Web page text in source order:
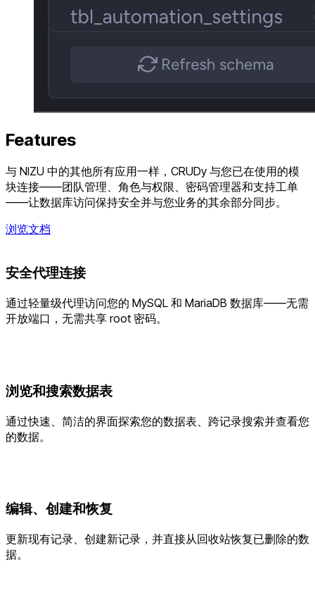
Features
与 NIZU 中的其他所有应用一样，CRUDy 与您已在使用的模
块连接——团队管理、角色与权限、密码管理器和支持工单
——让数据库访问保持安全并与您业务的其余部分同步。
浏览文档
安全代理连接
通过轻量级代理访问您的 MySQL 和 MariaDB 数据库——无需
开放端口，无需共享 root 密码。
浏览和搜索数据表
通过快速、简洁的界面探索您的数据表、跨记录搜索并查看您
的数据。
编辑、创建和恢复
更新现有记录、创建新记录，并直接从回收站恢复已删除的数
据。